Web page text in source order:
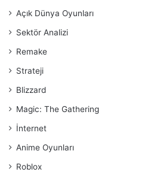
Açık Dünya Oyunları
Sektör Analizi
Remake
Strateji
Blizzard
Magic: The Gathering
İnternet
Anime Oyunları
Roblox